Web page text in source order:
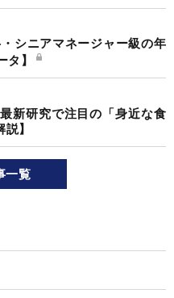
シニアマネージャー級の年
】
新研究で注目の「身近な食
】
一覧